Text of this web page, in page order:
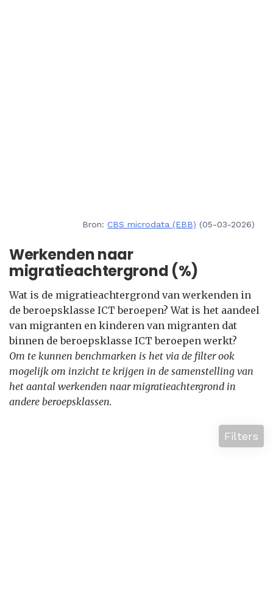
Bron: CBS microdata (EBB) (05-03-2026)
Werkenden naar
migratieachtergrond (%)
Wat is de migratieachtergrond van werkenden in
de beroepsklasse ICT beroepen? Wat is het aandeel
van migranten en kinderen van migranten dat
binnen de beroepsklasse ICT beroepen werkt?
Om te kunnen benchmarken is het via de filter ook
mogelijk om inzicht te krijgen in de samenstelling van
het aantal werkenden naar migratieachtergrond in
andere beroepsklassen.
Filters